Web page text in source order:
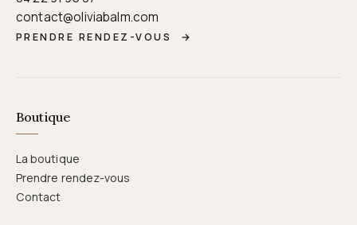
contact@oliviabalm.com
PRENDRE RENDEZ-VOUS →
Boutique
La boutique
Prendre rendez-vous
Contact